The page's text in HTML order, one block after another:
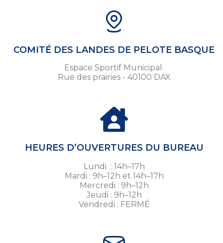
COMITÉ DES LANDES DE PELOTE BASQUE
Espace Sportif Municipal
Rue des prairies - 40100 DAX
HEURES D’OUVERTURES DU BUREAU
Lundi : 14h–17h
Mardi : 9h–12h et 14h–17h
Mercredi : 9h–12h
Jeudi : 9h–12h
Vendredi : FERMÉ